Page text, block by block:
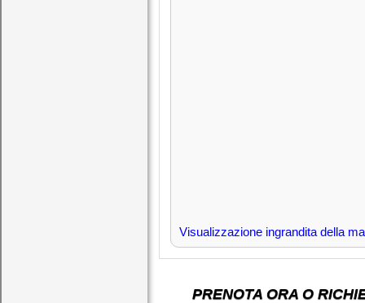
Visualizzazione ingrandita della
PRENOTA ORA O